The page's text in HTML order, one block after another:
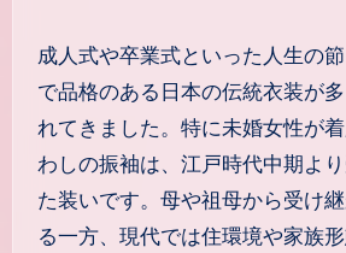
成人式や卒業式といった人生の
で品格のある日本の伝統衣装が
れてきました。特に未婚女性が
わしの振袖は、江戸時代中期よ
た装いです。母や祖母から受け
る一方、現代では住環境や家族